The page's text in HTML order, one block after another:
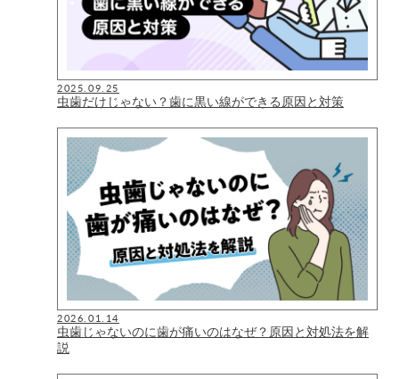
2025.09.25
虫歯だけじゃない？歯に黒い線ができる原因と対策
2026.01.14
虫歯じゃないのに歯が痛いのはなぜ？原因と対処法を解
説